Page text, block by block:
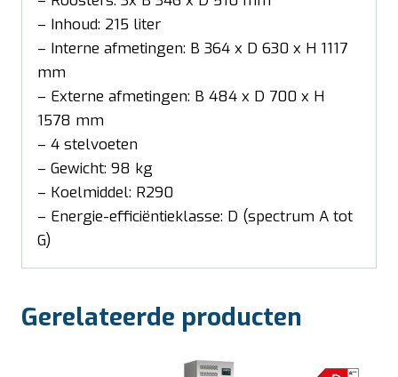
– Inhoud: 215 liter
– Interne afmetingen: B 364 x D 630 x H 1117
mm
– Externe afmetingen: B 484 x D 700 x H
1578 mm
– 4 stelvoeten
– Gewicht: 98 kg
– Koelmiddel: R290
– Energie-efficiëntieklasse: D (spectrum A tot
G)
Gerelateerde producten